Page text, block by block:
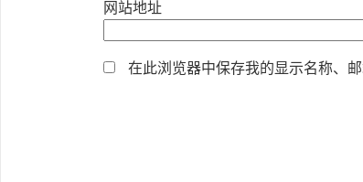
网站地址
在此浏览器中保存我的显示名称、